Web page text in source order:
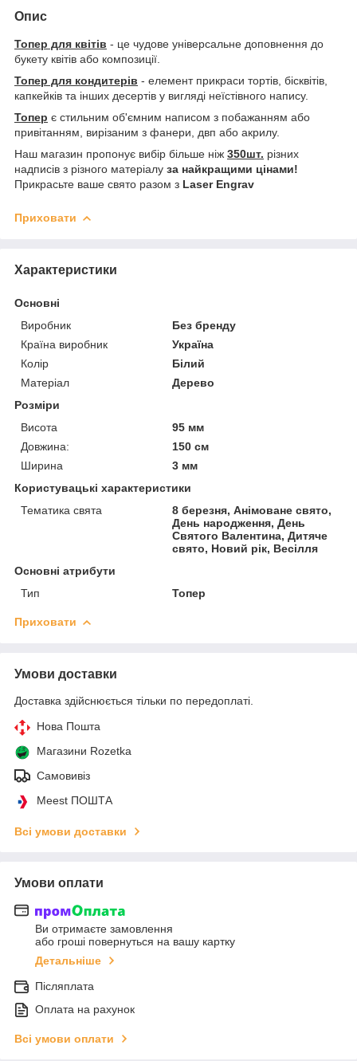
Опис
Топер для квітів - це чудове універсальне доповнення до
букету квітів або композиції.
Топер для кондитерів - елемент прикраси тортів, бісквітів,
капкейків та інших десертів у вигляді неїстівного напису.
Топер є стильним об'ємним написом з побажанням або
привітанням, вирізаним з фанери, двп або акрилу.
Наш магазин пропонує вибір більше ніж 350шт. різних
надписів з різного матеріалу за найкращими цінами!
Прикрасьте ваше свято разом з Laser Engrav
Приховати
Характеристики
Основні
Виробник
Без бренду
Країна виробник
Україна
Колір
Білий
Матеріал
Дерево
Розміри
Висота
95 мм
Довжина:
150 см
Ширина
3 мм
Користувацькі характеристики
Тематика свята
8 березня, Анімоване свято,
День народження, День
Святого Валентина, Дитяче
свято, Новий рік, Весілля
Основні атрибути
Тип
Топер
Приховати
Умови доставки
Доставка здійснюється тільки по передоплаті.
Нова Пошта
Магазини Rozetka
Самовивіз
Meest ПОШТА
Всі умови доставки
Умови оплати
Ви отримаєте замовлення
або гроші повернуться на вашу картку
Детальніше
Післяплата
Оплата на рахунок
Всі умови оплати